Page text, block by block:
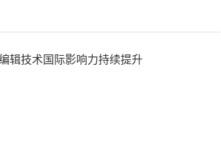
辑技术国际影响力持续提升